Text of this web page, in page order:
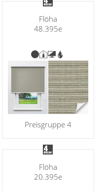
Flöha
48.395e
Preisgruppe 4
Flöha
20.395e